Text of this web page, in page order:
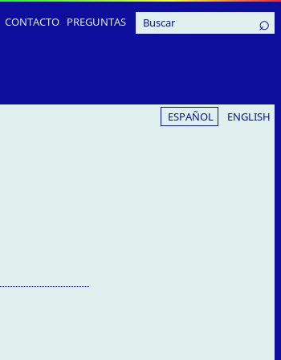
CONTACTO PREGUNTAS
ESPAÑOL ENGLISH